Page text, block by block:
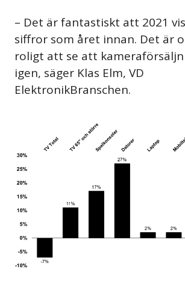
– Det är fantastiskt att 2021
siffror som året innan. Det är
roligt att se att
igen, säger Klas Elm, VD
ElektronikBranschen.